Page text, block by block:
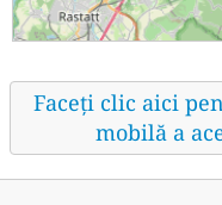
Faceți clic aici
mobilă a